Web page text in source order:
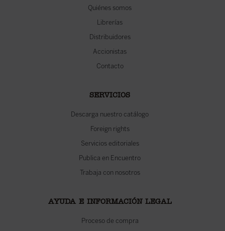
Quiénes somos
Librerías
Distribuidores
Accionistas
Contacto
SERVICIOS
Descarga nuestro catálogo
Foreign rights
Servicios editoriales
Publica en Encuentro
Trabaja con nosotros
AYUDA E INFORMACIÓN LEGAL
Proceso de compra